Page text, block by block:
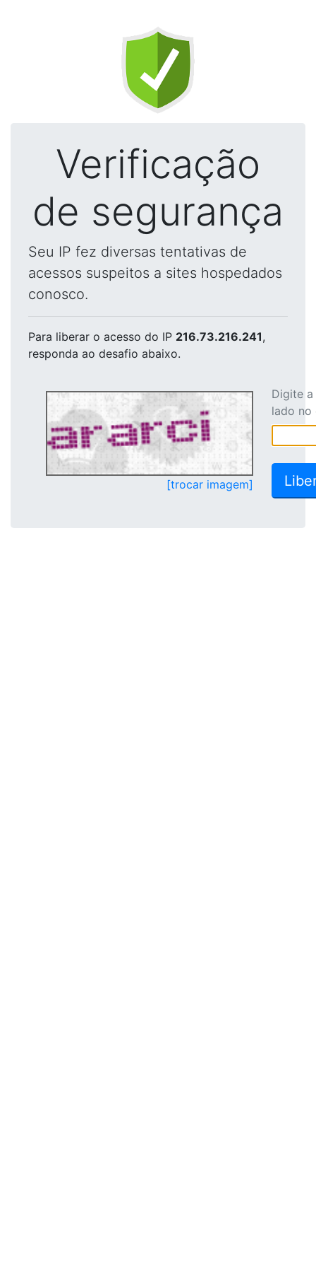
Verificação
de segurança
Seu IP fez diversas tentativas de
acessos suspeitos a sites hospedados
conosco.
Para liberar o acesso do IP 216.73.216.241,
responda ao desafio abaixo.
[trocar imagem]
Digite
lado no